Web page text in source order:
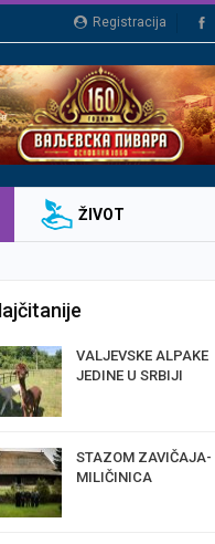
Registracija
ŽIVOT
VALJEVSKE ALPAKE
JEDINE U SRBIJI
STAZOM ZAVIČAJA-
MILIČINICA